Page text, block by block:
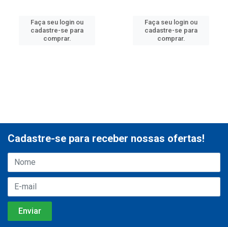
Faça seu login ou
cadastre-se para
comprar.
Faça seu login ou
cadastre-se para
comprar.
Cadastre-se para receber nossas ofertas!